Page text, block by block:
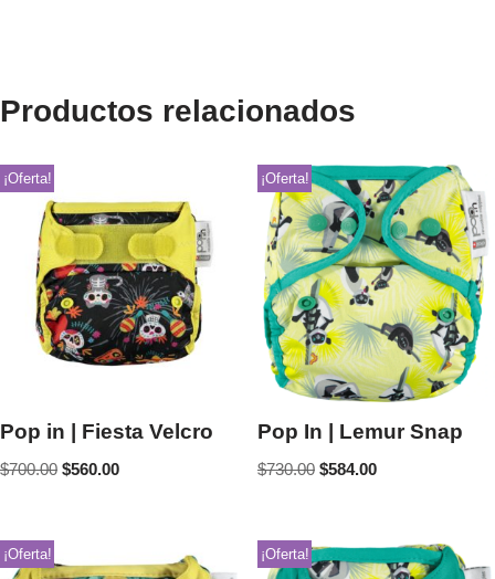
Productos relacionados
¡Oferta!
Pop in | Fiesta Velcro
$700.00 $560.00
¡Oferta!
Pop In | Lemur Snap
$730.00 $584.00
¡Oferta! ¡Oferta!